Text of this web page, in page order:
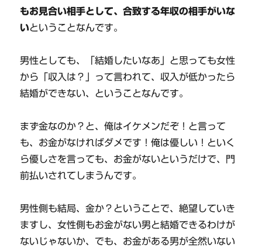
もお見合い相手として、合致する年収の相手がいな
いということなんです。
男性としても、「結婚したいなあ」と思っても女性
から「収入は？」って言われて、収入が低かったら
結婚ができない、ということなんです。
まず金なのか？と、俺はイケメンだぞ！と言って
も、お金がなければダメです！俺は優しい！といく
ら優しさを言っても、お金がないというだけで、門
前払いされてしまうんです。
男性側も結局、金か？ということで、絶望していき
ますし、女性側もお金がない男と結婚できるわけが
ないじゃないか、でも、お金がある男が全然いない